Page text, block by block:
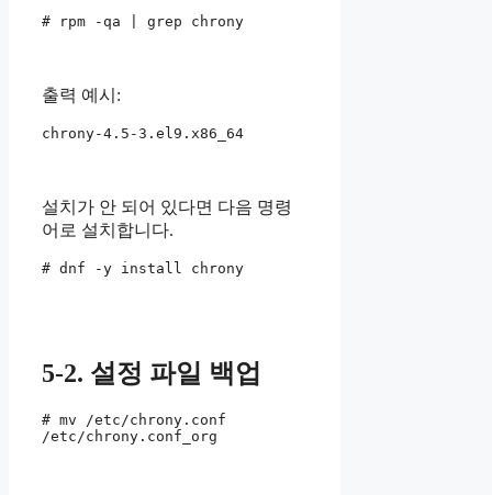
# rpm -qa | grep chrony
출력 예시:
chrony-4.5-3.el9.x86_64
설치가 안 되어 있다면 다음 명령
어로 설치합니다.
# dnf -y install chrony
5-2. 설정 파일 백업
# mv /etc/chrony.conf
/etc/chrony.conf_org